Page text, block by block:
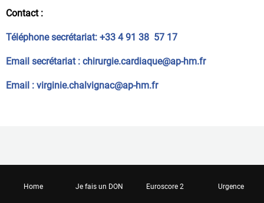
Contact :
Téléphone secrétariat: +33 4 91 38 57 17
Email secrétariat : chirurgie.cardiaque@ap-hm.fr
Email : virginie.chalvignac@ap-hm.fr
Home Je fais un DON Euroscore 2 Urgence